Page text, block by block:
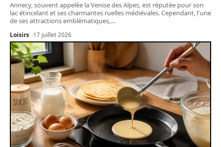
Annecy, souvent appelée la Venise des Alpes, est réputée pour son
lac étincelant et ses charmantes ruelles médiévales. Cependant, l'une
de ses attractions emblématiques,…
Loisirs 17 juillet 2026